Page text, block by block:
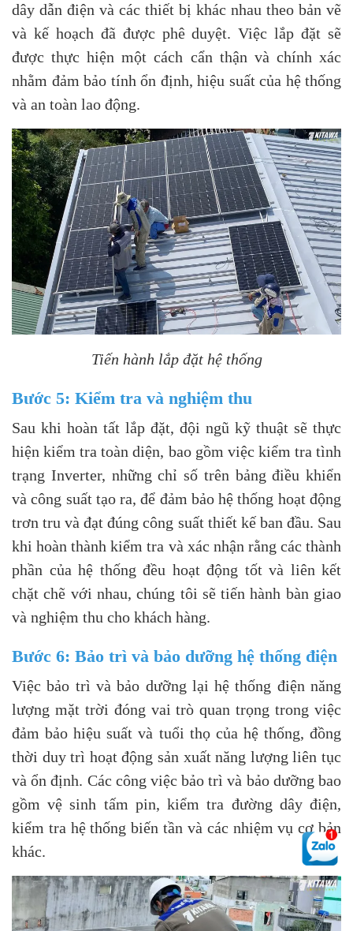
dây dẫn điện và các thiết bị khác nhau theo bản vẽ
và kế hoạch đã được phê duyệt. Việc lắp đặt sẽ
được thực hiện một cách cẩn thận và chính xác
nhằm đảm bảo tính ổn định, hiệu suất của hệ thống
và an toàn lao động.
Tiến hành lắp đặt hệ thống
Bước 5: Kiểm tra và nghiệm thu
Sau khi hoàn tất lắp đặt, đội ngũ kỹ thuật sẽ thực
hiện kiểm tra toàn diện, bao gồm việc kiểm tra tình
trạng Inverter, những chỉ số trên bảng điều khiển
và công suất tạo ra, để đảm bảo hệ thống hoạt động
trơn tru và đạt đúng công suất thiết kế ban đầu. Sau
khi hoàn thành kiểm tra và xác nhận rằng các thành
phần của hệ thống đều hoạt động tốt và liên kết
chặt chẽ với nhau, chúng tôi sẽ tiến hành bàn giao
và nghiệm thu cho khách hàng.
Bước 6: Bảo trì và bảo dưỡng hệ thống điện
Việc bảo trì và bảo dưỡng lại hệ thống điện năng
lượng mặt trời đóng vai trò quan trọng trong việc
đảm bảo hiệu suất và tuổi thọ của hệ thống, đồng
thời duy trì hoạt động sản xuất năng lượng liên tục
và ổn định. Các công việc bảo trì và bảo dưỡng bao
gồm vệ sinh tấm pin, kiểm tra đường dây điện,
kiểm tra hệ thống biến tần và các nhiệm vụ cơ bản
khác.